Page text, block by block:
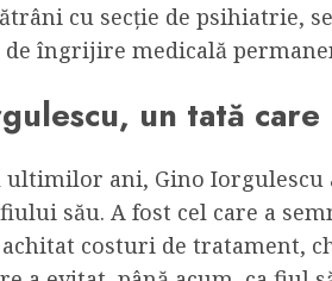
cu secție de psihiatrie,
de îngrijire medicală
un tată
ultimilor ani, Gino
său. A fost cel care a
achitat costuri de tratament,